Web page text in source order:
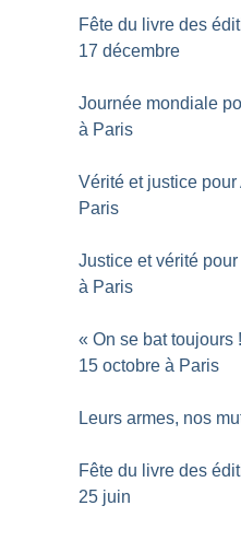
Fête du livre des
17 décembre
Journée mondiale
à Paris
Vérité et justice
Paris
Justice et vérité
à Paris
« On se bat toujours !
15 octobre à Paris
Leurs armes, nos
Fête du livre des
25 juin